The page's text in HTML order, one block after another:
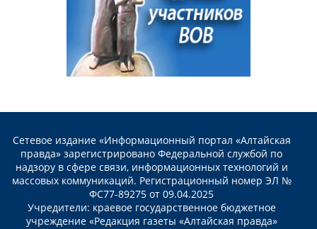
Сетевое издание «Информационный портал «Алтайская
правда» зарегистрировано Федеральной службой по
надзору в сфере связи, информационных технологий и
массовых коммуникаций. Регистрационный номер ЭЛ №
ФС77-89275 от 09.04.2025
Учредители: краевое государственное бюджетное
учреждение «Редакция газеты «Алтайская правда»